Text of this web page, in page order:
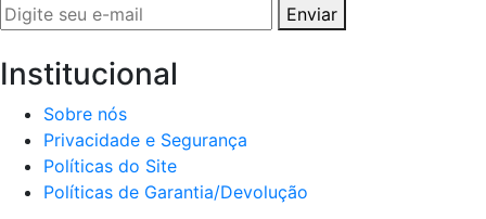
Enviar
Institucional
Sobre nós
Privacidade e Segurança
Políticas do Site
Políticas de Garantia/Devolução